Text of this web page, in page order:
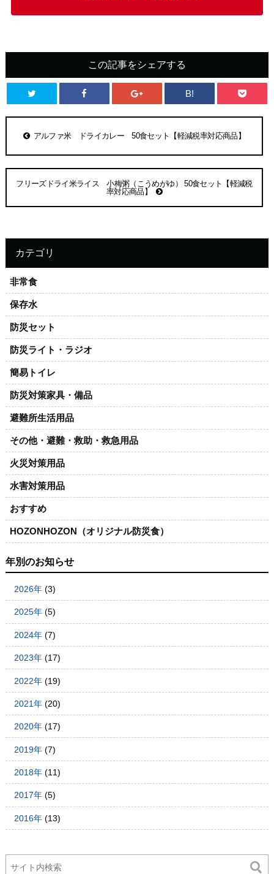
この記事をシェアする
B!
アルファ米 ドライカレー 50食セット【軽減税率対応商品】
フリーズドライ米ライス 小梅粥（こうめがゆ） 50食セット【軽減税
率対応商品】
カテゴリ
非常食
保存水
防災セット
防災ライト・ラジオ
簡易トイレ
防災対策家具・備品
避難所生活用品
その他・避難・救助・救急用品
火災対策用品
水害対策用品
おすすめ
HOZONHOZON（オリジナル防災食）
年別のお知らせ
2026年(3)
2025年(5)
2024年(7)
2023年(17)
2022年(19)
2021年(20)
2020年(17)
2019年(7)
2018年(11)
2017年(5)
2016年(13)